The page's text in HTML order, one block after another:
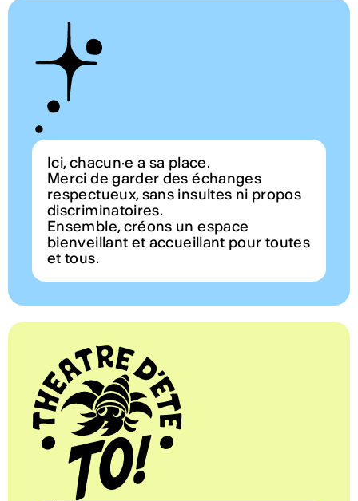
Ici, chacun·e a sa place.
Merci de garder des échanges
respectueux, sans insultes ni propos
discriminatoires.
Ensemble, créons un espace
bienveillant et accueillant pour toutes
et tous.